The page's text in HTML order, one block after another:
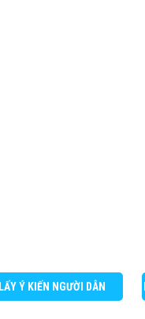
LẤY Ý KIẾN NGƯỜI DÂN